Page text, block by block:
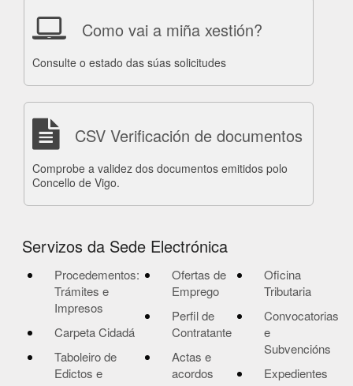
Como vai a miña xestión?
Consulte o estado das súas solicitudes
CSV Verificación de documentos
Comprobe a validez dos documentos emitidos polo
Concello de Vigo.
Servizos da Sede Electrónica
Procedementos:
Trámites e
Impresos
Carpeta Cidadá
Taboleiro de
Edictos e
Ofertas de
Emprego
Perfil de
Contratante
Actas e
acordos
Oficina
Tributaria
Convocatorias
e
Subvencións
Expedientes